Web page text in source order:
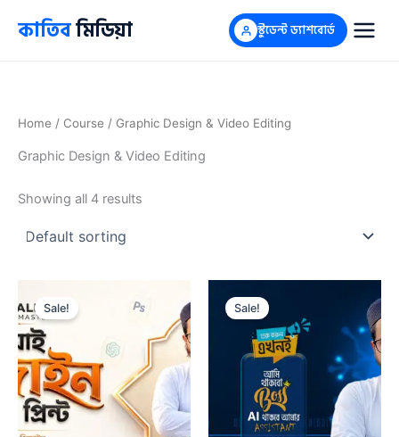
কাতিবমিডিয়া স্টুডেন্ট ড্যাশবোর্ড
Home / Course / Graphic Design & Video Editing
Graphic Design & Video Editing
Showing all 4 results
Sale!price
was:
Sale!price
was:
1,499৳ .499৳ .